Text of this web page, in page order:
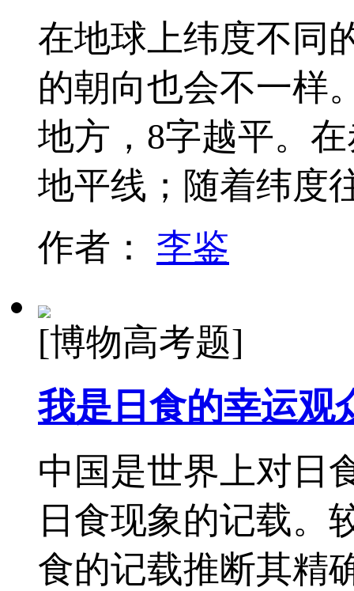
在地球上纬度不同
的朝向也会不一样
地方，8字越平。
地平线；随着纬
作者： 李鉴
[博物高考题]
我是日食的幸运观
中国是世界上对日
日食现象的记载。
食的记载推断其精